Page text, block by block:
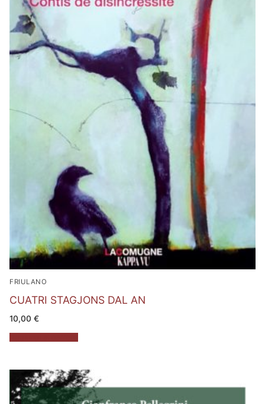
FRIULANO
CUATRI STAGJONS DAL AN
10,00 €